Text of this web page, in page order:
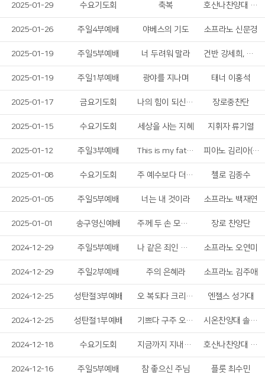
2025-01-29 수요기도회 축복 호산나찬양대 솔리스트
2025-01-26 주일4부예배 야베스의 기도 소프라노 신문경
2025-01-19 주일5부예배 너 두려워 말라 건반 강세희, 기타 홍갈렙
2025-01-19 주일1부예배 광야를 지나며 태너 이홍석
2025-01-17 금요기도회 나의 힘이 되신 여호와 장로중찬단
2025-01-15 수요기도회 세상을 사는 지혜 지휘자 류기열
2025-01-12 주일3부예배 This is my father's world 피아노 김리아(중등부)
2025-01-08 수요기도회 주 예수보다 더 귀한 것은 없네 첼로 김종수
2025-01-05 주일5부예배 너는 내 것이라 소프라노 백재연
2025-01-01 송구영신예배 주께 두 손 모아 비나니 장로 찬양단
2024-12-29 주일5부예배 나 같은 죄인 살리신 소프라노 오연미
2024-12-29 주일2부예배 주의 은혜라 소프라노 김주애
2024-12-25 성탄절3부예배 오 복되다 크리스마스 외 1곡 엔젤스 성가대
2024-12-25 성탄절1부예배 기쁘다 구주 오셨네 시온찬양대 솔리스트
2024-12-18 수요기도회 지금까지 지내온 것 호산나찬양대 남성 솔리스트
2024-12-16 주일5부예배 참 좋으신 주님 플룻 최수민